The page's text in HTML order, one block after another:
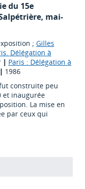
du 15e
mai-
; Gilles
Délégation à
| Paris : Délégation à
| 1986
construite peu
et inaugurée
La mise en
par ceux qui